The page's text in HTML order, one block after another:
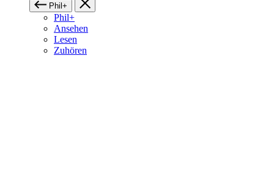
Phil+
Phil+
Ansehen
Lesen
Zuhören